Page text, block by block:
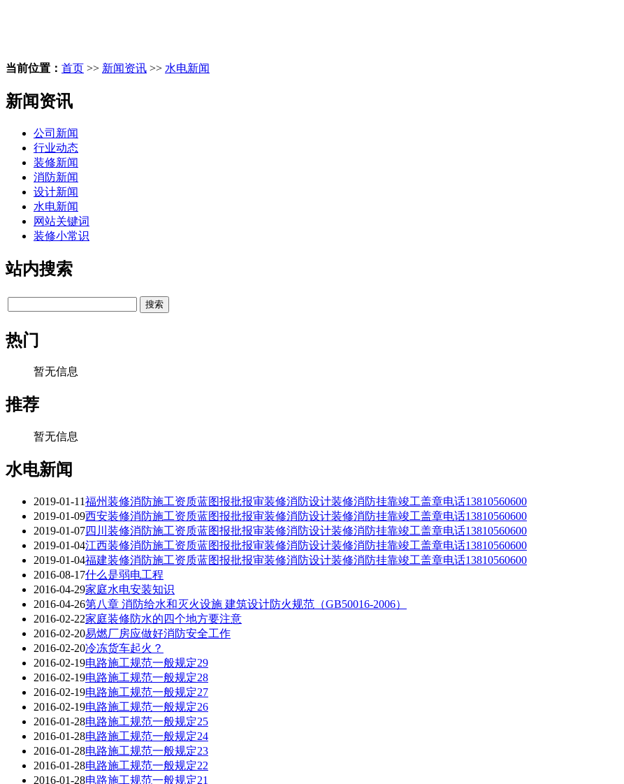
当前位置： 首页 >> 新闻资讯 >> 水电新闻
新闻资讯
公司新闻
行业动态
装修新闻
消防新闻
设计新闻
水电新闻
网站关键词
装修小常识
站内搜索
热门
暂无信息
推荐
暂无信息
水电新闻
2019-01-11福州装修消防施工资质蓝图报批报审装修消防设计装修消防挂靠竣工盖章电话13810560600
2019-01-09西安装修消防施工资质蓝图报批报审装修消防设计装修消防挂靠竣工盖章电话13810560600
2019-01-07四川装修消防施工资质蓝图报批报审装修消防设计装修消防挂靠竣工盖章电话13810560600
2019-01-04江西装修消防施工资质蓝图报批报审装修消防设计装修消防挂靠竣工盖章电话13810560600
2019-01-04福建装修消防施工资质蓝图报批报审装修消防设计装修消防挂靠竣工盖章电话13810560600
2016-08-17什么是弱电工程
2016-04-29家庭水电安装知识
2016-04-26第八章 消防给水和灭火设施 建筑设计防火规范（GB50016-2006）
2016-02-22家庭装修防水的四个地方要注意
2016-02-20易燃厂房应做好消防安全工作
2016-02-20冷冻货车起火？
2016-02-19电路施工规范一般规定29
2016-02-19电路施工规范一般规定28
2016-02-19电路施工规范一般规定27
2016-02-19电路施工规范一般规定26
2016-01-28电路施工规范一般规定25
2016-01-28电路施工规范一般规定24
2016-01-28电路施工规范一般规定23
2016-01-28电路施工规范一般规定22
2016-01-28电路施工规范一般规定21